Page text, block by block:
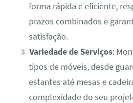
forma rápida e eficiente,
prazos combinados e
satisfação.
Variedade de Serviços:
tipos de móveis, desde
estantes até mesas e
complexidade do seu